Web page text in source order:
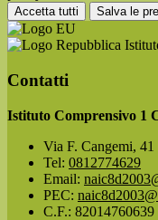
Accetta tutti Salva le
Contatti
Istituto Comprensivo 1
Via F. Cangemi,
Tel: 0812774629
Email:
PEC:
C.F.: 82014760639